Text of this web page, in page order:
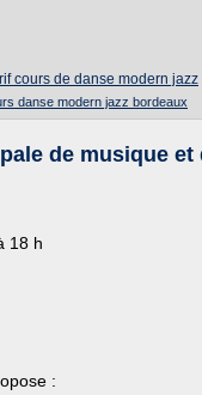
cours de danse modern jazz
danse modern jazz bordeaux
de musique et
18 h
: